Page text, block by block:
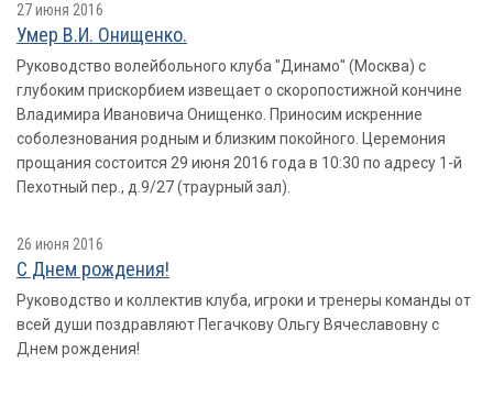
27 июня 2016
Умер В.И. Онищенко.
Руководство волейбольного клуба "Динамо" (Москва) с
глубоким прискорбием извещает о скоропостижной кончине
Владимира Ивановича Онищенко. Приносим искренние
соболезнования родным и близким покойного. Церемония
прощания состоится 29 июня 2016 года в 10:30 по адресу 1-й
Пехотный пер., д.9/27 (траурный зал).
26 июня 2016
С Днем рождения!
Руководство и коллектив клуба, игроки и тренеры команды от
всей души поздравляют Пегачкову Ольгу Вячеславовну с
Днем рождения!